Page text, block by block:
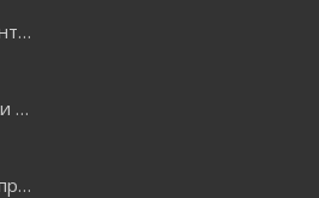
INSTAX Фотокамеры для моментальной печати и аксессуары
Оборудование для фотосъемки GODOX
Оптические наблюдательные приборы